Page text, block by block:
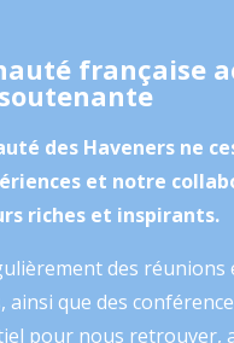
française
soutenante
des Haveners ne
et notre
riches et inspirants.
des réunions
que des
pour nous retrouver,